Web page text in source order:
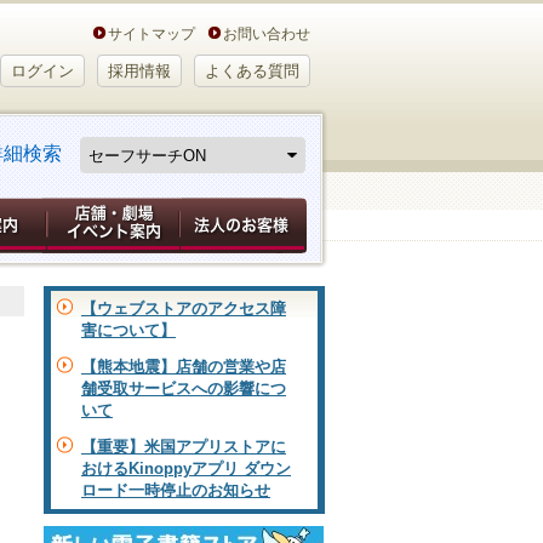
サイトマップ お問い合わせ
ログイン 採用情報 よくある質問
細検索
【ウェブストアのアクセス障
害について】
【熊本地震】店舗の営業や店
舗受取サービスへの影響につ
いて
【重要】米国アプリストアに
おけるKinoppyアプリ ダウン
ロード一時停止のお知らせ